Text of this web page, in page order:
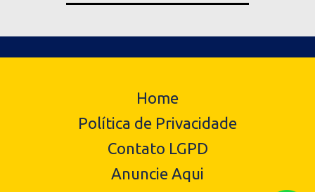
Home
Política de Privacidade
Contato LGPD
Anuncie Aqui